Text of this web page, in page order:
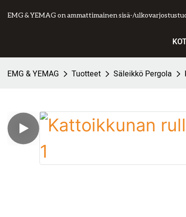
EMG & YEMAG on ammattimainen sisä-/
EMG & YEMAG Tuotteet Säleikkö Pergola